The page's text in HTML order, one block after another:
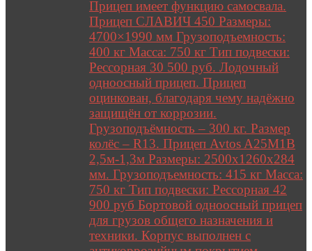
Прицеп имеет функцию самосвала.
Прицеп СЛАВИЧ 450 Размеры:
4700×1990 мм Грузоподъемность:
400 кг Масса: 750 кг Тип подвески:
Рессорная 30 500 руб. Лодочный
одноосный прицеп. Прицеп
оцинкован, благодаря чему надёжно
защищён от коррозии.
Грузоподъёмность – 300 кг. Размер
колёс – R13. Прицеп Avtos A25M1B
2,5м-1,3м Размеры: 2500х1260х284
мм. Грузоподъемность: 415 кг Масса:
750 кг Тип подвески: Рессорная 42
900 руб Бортовой одноосный прицеп
для грузов общего назначения и
техники. Корпус выполнен с